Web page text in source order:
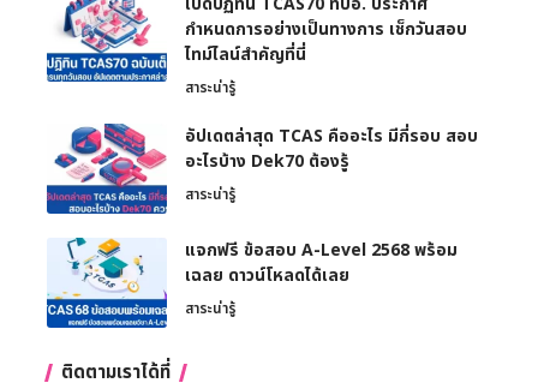
กำหนดการอย่างเป็นทางการ เช็กวันสอบ
ไทม์ไลน์สำคัญที่นี่
สาระน่ารู้
อัปเดตล่าสุด TCAS คืออะไร มีกี่รอบ สอบ
อะไรบ้าง Dek70 ต้องรู้
สาระน่ารู้
แจกฟรี ข้อสอบ A-Level 2568 พร้อม
เฉลย ดาวน์โหลดได้เลย
สาระน่ารู้
ติดตามเราได้ที่